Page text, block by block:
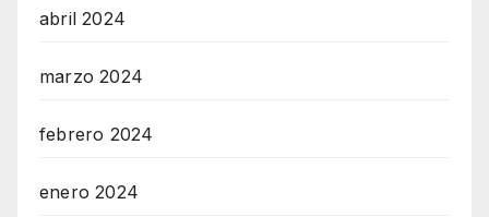
abril 2024
marzo 2024
febrero 2024
enero 2024